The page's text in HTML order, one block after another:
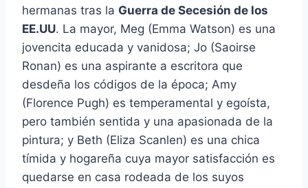
hermanas tras la Guerra de Secesión de los
EE.UU. La mayor, Meg (Emma Watson) es una
jovencita educada y vanidosa; Jo (Saoirse
Ronan) es una aspirante a escritora que
desdeña los códigos de la época; Amy
(Florence Pugh) es temperamental y egoísta,
pero también sentida y una apasionada de la
pintura; y Beth (Eliza Scanlen) es una chica
tímida y hogareña cuya mayor satisfacción es
quedarse en casa rodeada de los suyos